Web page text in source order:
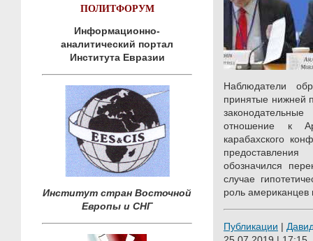
ПОЛИТФОРУМ
Информационно-
аналитический портал
Института Евразии
Институт стран Восточной
Европы и СНГ
Наблюдатели
принятые нижней
отношение к
карабахского
обозначился
случае
роль американцев
Публикации |